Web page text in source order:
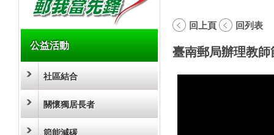
公益活動
社區結合
關懷獨居長者
節能減碳
回上頁 回列表
臺南郵局辦理教